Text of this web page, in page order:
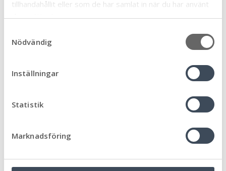
tillhandahållit eller som de har samlat in när du har använt
deras tjänster.
Nödvändig
Inställningar
Statistik
Marknadsföring
Förskola, skola och utbildning 95
Framtiden 32
7
17
Kommunlotsen 5
Landsbygdsutveckling
4